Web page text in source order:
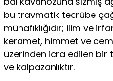
bu travmatik tecrübe
münafıklığıdır; ilim ve
keramet, himmet ve
üzerinden icra edilen bir
ve kalpazanlıktır.